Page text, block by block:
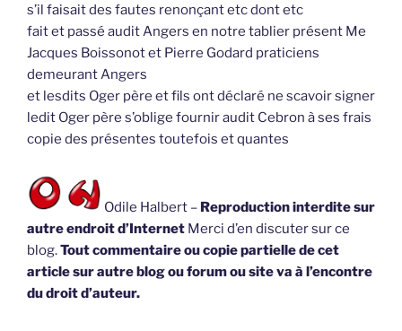
s’il faisait des fautes renonçant etc dont etc
fait et passé audit Angers en notre tablier présent Me
Jacques Boissonot et Pierre Godard praticiens
demeurant Angers
et lesdits Oger père et fils ont déclaré ne scavoir signer
ledit Oger père s’oblige fournir audit Cebron à ses frais
copie des présentes toutefois et quantes
Odile Halbert – Reproduction interdite sur
autre endroit d’Internet Merci d’en discuter sur ce
blog.Tout commentaire ou copie partielle de cet
article sur autre blog ou forum ou site va à l’encontre
du droit d’auteur.